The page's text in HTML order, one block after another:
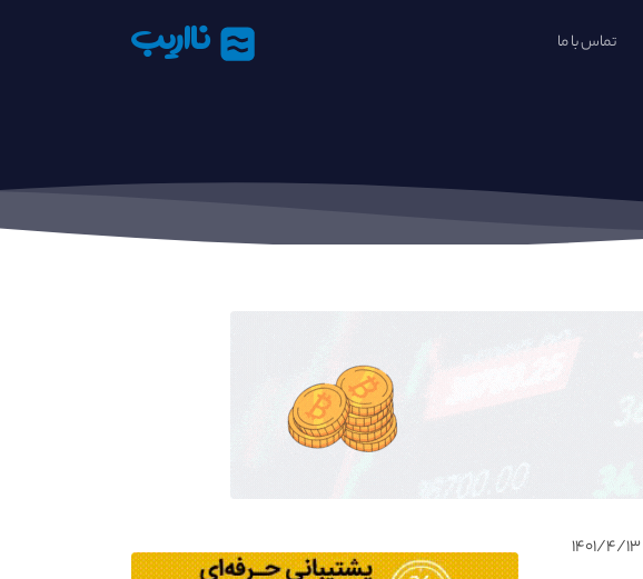
تماس با ما نااریب